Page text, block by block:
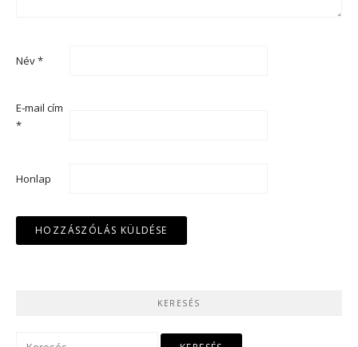
Név*
E-mail cím
*
Honlap
KERESÉS